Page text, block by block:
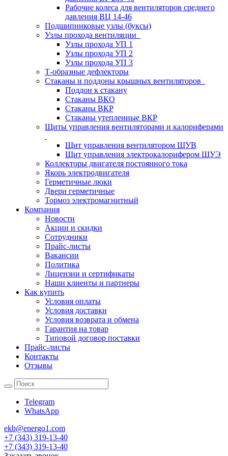
Рабочие колеса для вентиляторов среднего
давления ВЦ 14-46
Подшипниковые узлы (буксы)
Узлы прохода вентиляции
Узлы прохода УП 1
Узлы прохода УП 2
Узлы прохода УП 3
Т-образные дефлекторы
Стаканы и поддоны крышных вентиляторов
Поддон к стакану
Стаканы ВКО
Стаканы ВКР
Стаканы утепленные ВКР
Щиты управления вентиляторами и калориферами
Щит управления вентилятором ЩУВ
Щит управления электрокалорифером ЩУЭ
Коллекторы двигателя постоянного тока
Якорь электродвигателя
Герметичные люки
Двери герметичные
Тормоз электромагнитный
Компания
Новости
Акции и скидки
Сотрудники
Прайс-листы
Вакансии
Политика
Лицензии и сертификаты
Наши клиенты и партнеры
Как купить
Условия оплаты
Условия доставки
Условия возврата и обмена
Гарантия на товар
Типовой договор поставки
Прайс-листы
Контакты
Отзывы
Telegram
WhatsApp
ekb@energo1.com
+7 (343) 319-13-40
+7 (343) 319-13-40